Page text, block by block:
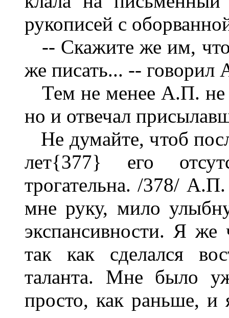
рукописей с
-- Скажите же им,
же писать... -- говорил
Тем не менее А.П. не
но и отвечал
Не думайте, чтоб
лет{377} его
трогательна. /378/
мне руку, мило
экспансивности. Я же
так как сделался
таланта. Мне было
просто, как раньше, и